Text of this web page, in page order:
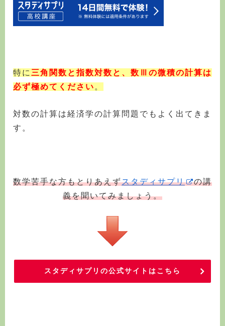
特に 三角関数と指数対数と、数Ⅲの微積の計算は
必ず極めてください 。
対数の計算は経済学の計算問題でもよく出てきま
す。
数学苦手な方もとりあえずスタディサプリ
の講
義を聞いてみましょう。
スタディサプリの公式サイトはこちら